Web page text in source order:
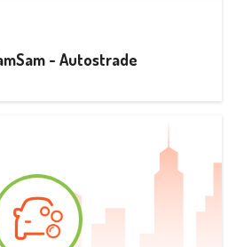
- Autostrade